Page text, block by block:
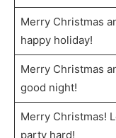
Merry Christmas
happy holiday!
Merry Christmas
good night!
Merry Christmas!
party hard!